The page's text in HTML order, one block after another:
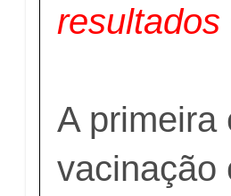
A primeira
vacinação